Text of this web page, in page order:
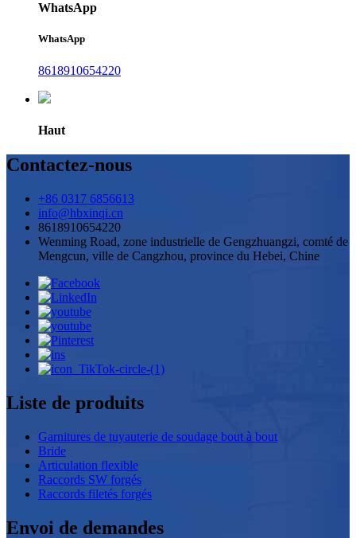
WhatsApp
WhatsApp
8618910654220
Haut
Contactez-nous
+86 0317 6856613
info@hbxinqi.cn
8618910654220
Wenming Road, zone industrielle de Gengzhuangzi, comté de
Mengcun, ville de Cangzhou, province du Hebei, Chine
Liste de produits
Garnitures de tuyauterie de soudage bout à bout
Bride
Articulation flexible
Raccords SW forgés
Raccords filetés forgés
Envoi de demandes